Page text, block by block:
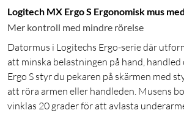
Logitech MX Ergo S Ergonomisk mus
Mer kontroll med mindre rörelse
Datormus i Logitechs Ergo-serie där
att minska belastningen på hand,
Ergo S styr du pekaren på skärmen med
att röra armen eller handleden. Musens
vinklas 20 grader för att avlasta